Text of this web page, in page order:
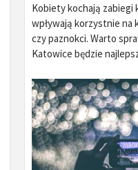
Kobiety kochają
wpływają korzystnie na
czy paznokci. Warto
Katowice będzie